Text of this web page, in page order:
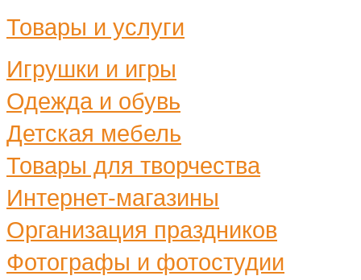
Товары и услуги
Игрушки и игры
Одежда и обувь
Детская мебель
Товары для творчества
Интернет-магазины
Организация праздников
Фотографы и фотостудии